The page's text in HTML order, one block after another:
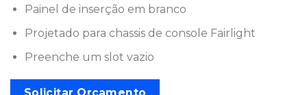
Painel de inserção em branco
Projetado para chassis de console Fairlight
Preenche um slot vazio